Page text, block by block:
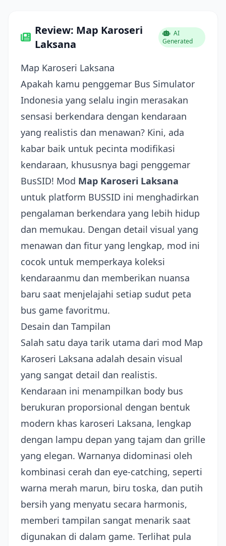
Review: Map Karoseri
Laksana
AI
Generated
Map Karoseri Laksana
Apakah kamu penggemar Bus Simulator
Indonesia yang selalu ingin merasakan
sensasi berkendara dengan kendaraan
yang realistis dan menawan? Kini, ada
kabar baik untuk pecinta modifikasi
kendaraan, khususnya bagi penggemar
BusSID! Mod Map Karoseri Laksana
untuk platform BUSSID ini menghadirkan
pengalaman berkendara yang lebih hidup
dan memukau. Dengan detail visual yang
menawan dan fitur yang lengkap, mod ini
cocok untuk memperkaya koleksi
kendaraanmu dan memberikan nuansa
baru saat menjelajahi setiap sudut peta
bus game favoritmu.
Desain dan Tampilan
Salah satu daya tarik utama dari mod Map
Karoseri Laksana adalah desain visual
yang sangat detail dan realistis.
Kendaraan ini menampilkan body bus
berukuran proporsional dengan bentuk
modern khas karoseri Laksana, lengkap
dengan lampu depan yang tajam dan grille
yang elegan. Warnanya didominasi oleh
kombinasi cerah dan eye-catching, seperti
warna merah marun, biru toska, dan putih
bersih yang menyatu secara harmonis,
memberi tampilan sangat menarik saat
digunakan di dalam game. Terlihat pula